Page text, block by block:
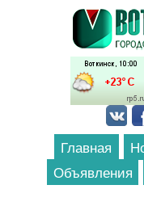
Перейти к основному
Главная
Объявления